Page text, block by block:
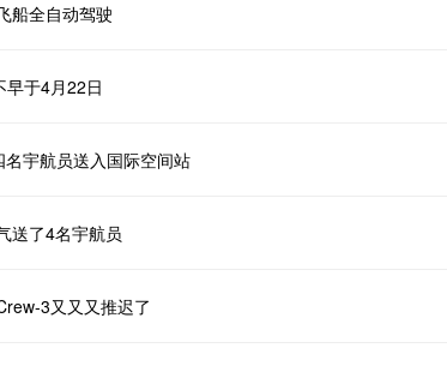
船全自动驾驶
早于4月22日
宇航员送入国际空间站
送了4名宇航员
3又又又推迟了